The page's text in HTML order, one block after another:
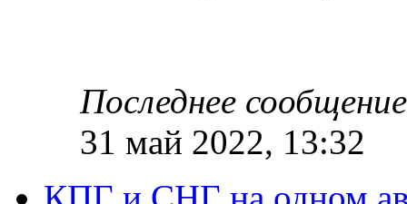
Последнее
31 май 2022, 13:32